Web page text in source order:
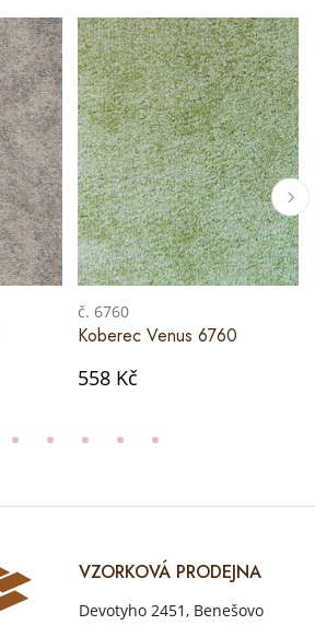
č. 6760
Koberec Venus 6760
558 Kč
VZORKOVÁ PRODEJNA
Devotyho 2451, Benešovo